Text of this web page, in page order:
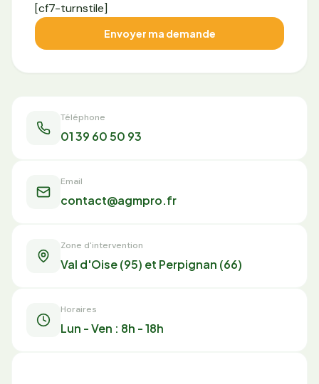
[cf7-turnstile]
Téléphone
01 39 60 50 93
Email
contact@agmpro.fr
Zone d'intervention
Val d'Oise (95) et Perpignan (66)
Horaires
Lun - Ven : 8h - 18h